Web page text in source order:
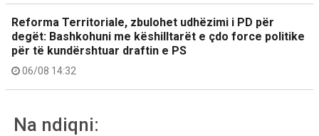
Reforma Territoriale, zbulohet udhëzimi i PD për
degët: Bashkohuni me këshilltarët e çdo force politike
për të kundërshtuar draftin e PS
06/08 14:32
Na ndiqni: